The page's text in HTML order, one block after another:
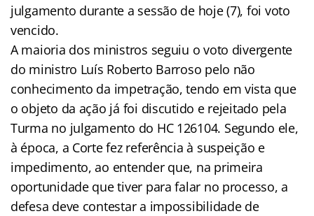
julgamento durante a sessão de hoje (7), foi voto
vencido.
A maioria dos ministros seguiu o voto divergente
do ministro Luís Roberto Barroso pelo não
conhecimento da impetração, tendo em vista que
o objeto da ação já foi discutido e rejeitado pela
Turma no julgamento do HC 126104. Segundo ele,
à época, a Corte fez referência à suspeição e
impedimento, ao entender que, na primeira
oportunidade que tiver para falar no processo, a
defesa deve contestar a impossibilidade de